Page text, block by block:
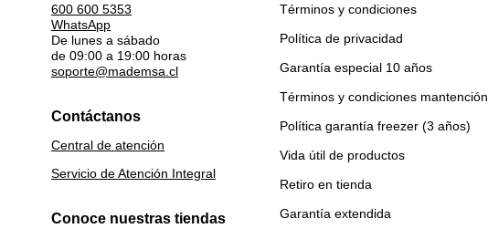
600 600 5353
WhatsApp
De lunes a sábado
de 09:00 a 19:00 horas
soporte@mademsa.cl
Contáctanos
Central de atención
Servicio de Atención Integral
Conoce nuestras tiendas
Términos y condiciones
Política de privacidad
Garantía especial 10 años
Términos y condiciones mantención
Política garantía freezer (3 años)
Vida útil de productos
Retiro en tienda
Garantía extendida